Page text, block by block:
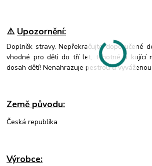
⚠️ Upozornění:
Doplněk stravy. Nepřekračujte doporučené
vhodné pro děti do tří let, těhotné a kojící
dosah dětí! Nenahrazuje pestrou a
Země původu:
Česká republika
Výrobce: